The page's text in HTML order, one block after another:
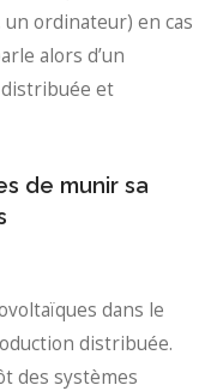
ordinateur) en cas
alors d’un
et
de munir sa
dans le
distribuée.
des systèmes